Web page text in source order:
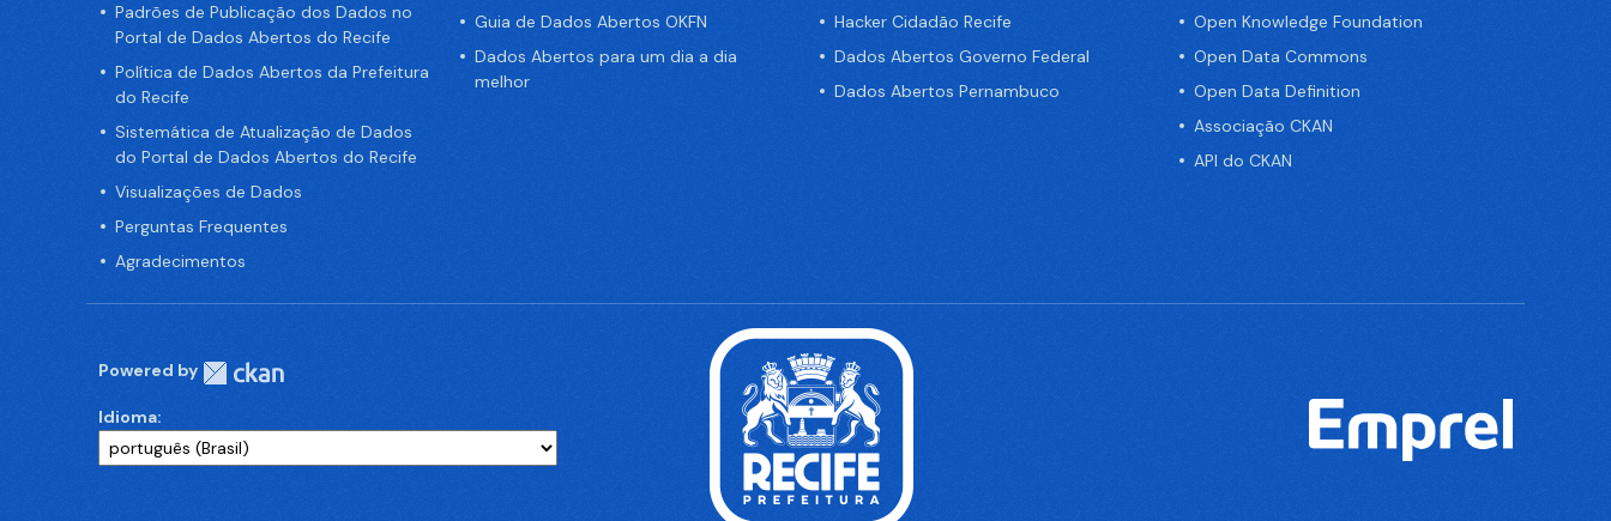
Padrões de Publicação dos Dados no
Portal de Dados Abertos do Recife
Política de Dados Abertos da Prefeitura
do Recife
Sistemática de Atualização de Dados
do Portal de Dados Abertos do Recife
Visualizações de Dados
Perguntas Frequentes
Agradecimentos
Guia de Dados Abertos OKFN
Dados Abertos para um dia a dia
melhor
Hacker Cidadão Recife
Dados Abertos Governo Federal
Dados Abertos Pernambuco
Open Knowledge Foundation
Open Data Commons
Open Data Definition
Associação CKAN
API do CKAN
Powered by
Idioma